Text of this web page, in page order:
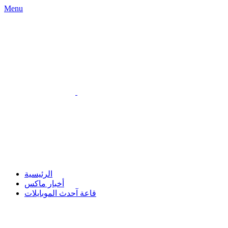
Menu
الرئيسية
أخبار ماكس
قاعة آحدث الموبايلات